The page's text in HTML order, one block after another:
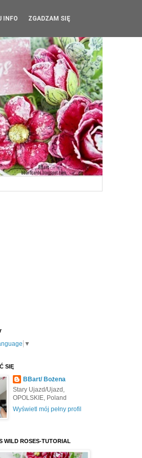
▼
SIĘ
BBart/ Bożena
Stary Ujazd/Ujazd,
OPOLSKIE, Poland
Wyświetl mój pełny profil
WILD ROSES-TUTORIAL
INFO ZGADZAM SIĘ